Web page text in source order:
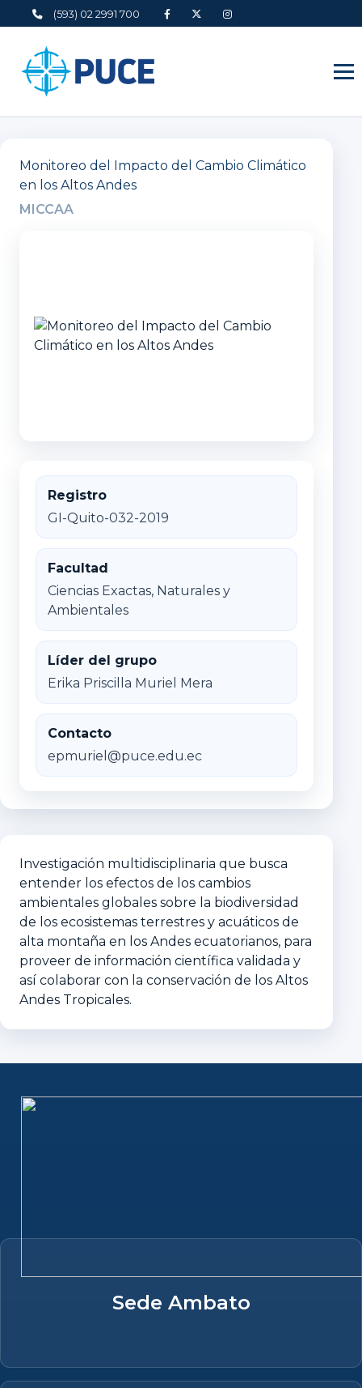
(593) 02 2991 700
Monitoreo del Impacto del Cambio Climático
en los Altos Andes
MICCAA
Registro
GI-Quito-032-2019
Facultad
Ciencias Exactas, Naturales y
Ambientales
Líder del grupo
Erika Priscilla Muriel Mera
Contacto
epmuriel@puce.edu.ec
Investigación multidisciplinaria que busca
entender los efectos de los cambios
ambientales globales sobre la biodiversidad
de los ecosistemas terrestres y acuáticos de
alta montaña en los Andes ecuatorianos, para
proveer de información científica validada y
así colaborar con la conservación de los Altos
Andes Tropicales.
Sede Ambato